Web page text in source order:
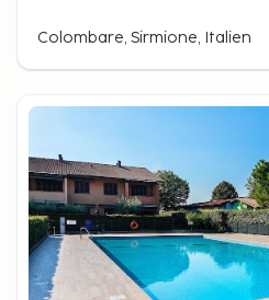
Colombare, Sirmione, Italien